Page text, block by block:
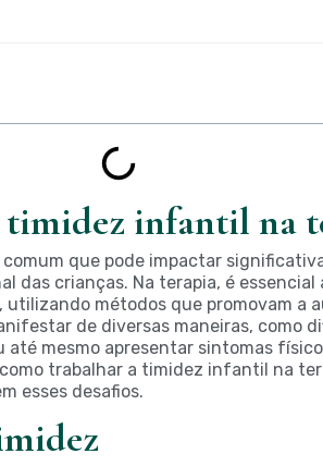
infantil na
que pode impactar
das crianças. Na terapia, é essencial
métodos que promovam a
de diversas maneiras, como
até mesmo apresentar sintomas
trabalhar a timidez infantil na
esses desafios.